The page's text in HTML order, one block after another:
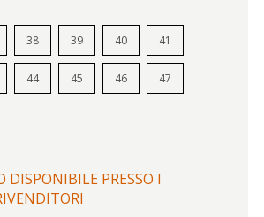
38 39 40 41
44 45 46 47
DISPONIBILE PRESSO I